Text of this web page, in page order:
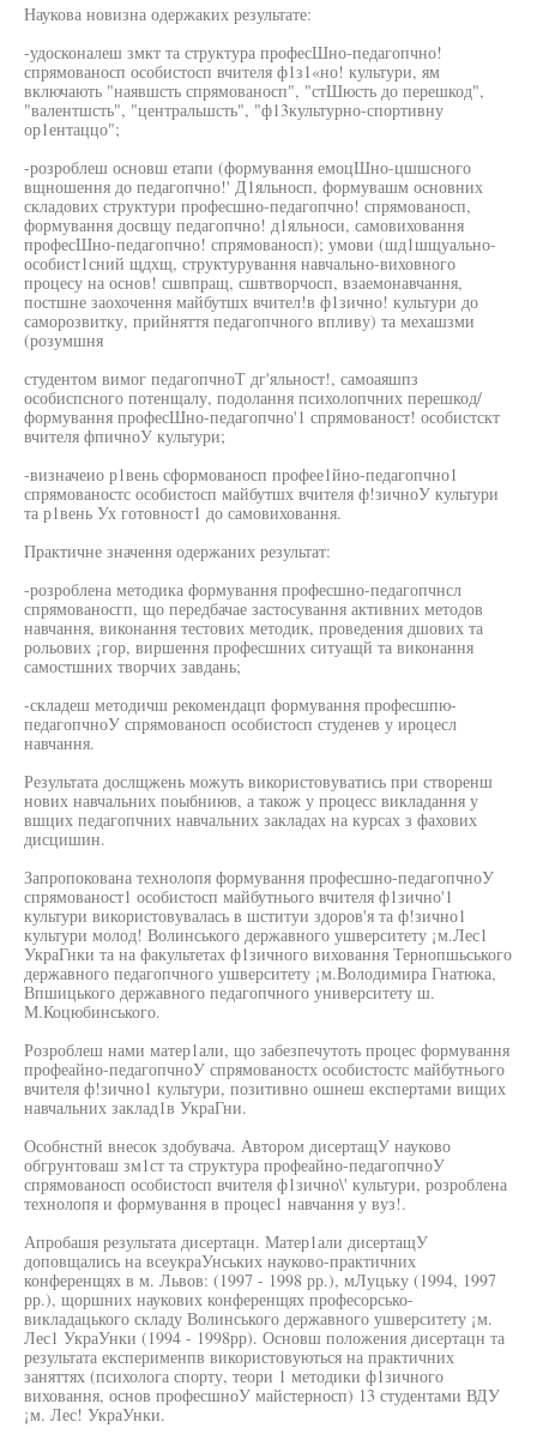
Наукова новизна одержаких результате:
-удосконалеш змкт та структура професШно-педагопчно!
спрямованосп особистосп вчителя ф1з1«но! культури, ям
включають "наявшсть спрямованосп", "стШюсть до перешкод",
"валентшсть", "центральшсть", "ф13культурно-спортивну
ор1ентаццо";
-розроблеш основш етапи (формування емоцШно-цшшсного
вщношення до педагопчно!' Д1яльносп, формувашм основних
складових структури професшно-педагопчно! спрямованосп,
формування досвщу педагопчно! д1яльноси, самовиховання
професШно-педагопчно! спрямованосп); умови (шд1шщуально-
особист1сний щдхщ, структурування навчально-виховного
процесу на основ! сшвпращ, сшвтворчосп, взаемонавчання,
постшне заохочення майбутшх вчител!в ф1зично! культури до
саморозвитку, прийняття педагопчного впливу) та мехашзми
(розумшня
студентом вимог педагопчноТ дг'яльност!, самоаяшпз
особиспсного потенщалу, подолання психолопчних перешкод/
формування професШно-педагопчно'1 спрямованост! особистскт
вчителя фпичноУ культури;
-визначеио р1вень сформованосп профее1йно-педагопчно1
спрямованостс особистосп майбутшх вчителя ф!зичноУ культури
та р1вень Ух готовност1 до самовиховання.
Практичне значення одержаних результат:
-розроблена методика формування професшно-педагопчнсл
спрямованосгп, що передбачае застосування активних методов
навчання, виконання тестових методик, проведения дшових та
рольових ¡гор, виршення професшних ситуащй та виконання
самостшних творчих завдань;
-складеш методичш рекомендацп формування професшпю-
педагопчноУ спрямованосп особистосп студенев у ироцесл
навчання.
Результата дослщжень можуть використовуватись при створенш
нових навчальних поыбниюв, а також у процесс викладання у
вшцих педагопчних навчальних закладах на курсах з фахових
дисцишин.
Запропокована технолопя формування професшно-педагопчноУ
спрямованост1 особистосп майбутнього вчителя ф1зично'1
культури використовувалась в шституи здоров'я та ф!зично1
культури молод! Волинського державного ушверситету ¡м.Лес1
УкраГнки та на факультетах ф1зичного виховання Тернопшьського
державного педагопчного ушверситету ¡м.Володимира Гнатюка,
Впшицького державного педагопчного университету ш.
М.Коцюбинського.
Розроблеш нами матер1али, що забезпечутоть процес формування
профеайно-педагопчноУ спрямованостх особистостс майбутнього
вчителя ф!зично1 культури, позитивно ошнеш експертами вищих
навчальних заклад1в УкраГни.
Особнстнй внесок здобувача. Автором дисертащУ науково
обгрунтоваш зм1ст та структура профеайно-педагопчноУ
спрямованосп особистосп вчителя ф1зично\' культури, розроблена
технолопя и формування в процес1 навчання у вуз!.
Апробашя результата дисертацн. Матер1али дисертащУ
доповщались на всеукраУнських науково-практичних
конференщях в м. Львов: (1997 - 1998 рр.), мЛуцьку (1994, 1997
рр.), щоршних наукових конференщях професорсько-
викладацького складу Волинського державного ушверситету ¡м.
Лес1 УкраУнки (1994 - 1998рр). Основш положения дисертацн та
результата експерименпв використовуються на практичних
заняттях (психолога спорту, теори 1 методики ф1зичного
виховання, основ професшноУ майстерносп) 13 студентами ВДУ
¡м. Лес! УкраУнки.